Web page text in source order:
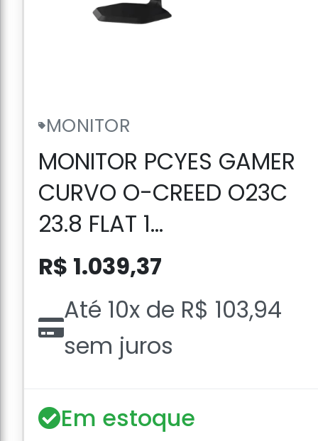
MONITOR
MONITOR PCYES GAMER
CURVO O-CREED O23C
23.8 FLAT 1...
R$ 1.039,37
Até 10x de R$ 103,94
sem juros
Em estoque